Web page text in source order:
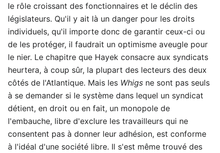
le rôle croissant des fonctionnaires et le déclin des
législateurs. Qu'il y ait là un danger pour les droits
individuels, qu'il importe donc de garantir ceux-ci ou
de les protéger, il faudrait un optimisme aveugle pour
le nier. Le chapitre que Hayek consacre aux syndicats
heurtera, à coup sûr, la plupart des lecteurs des deux
côtés de l'Atlantique. Mais les Whigs ne sont pas seuls
à se demander si le système dans lequel un syndicat
détient, en droit ou en fait, un monopole de
l'embauche, libre d'exclure les travailleurs qui ne
consentent pas à donner leur adhésion, est conforme
à l'idéal d'une société libre. Il s'est même trouvé des